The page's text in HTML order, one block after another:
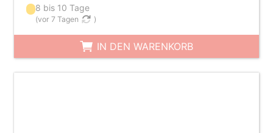
8 bis 10 Tage
(vor 7 Tagen )
IN DEN WARENKORB